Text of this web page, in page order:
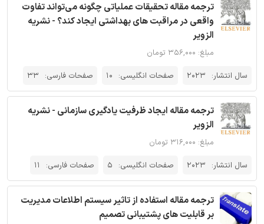
ترجمه مقاله تحقیقات عملیاتی چگونه می‌تواند تفاوت
واقعی در مراقبت های بهداشتی ایجاد کند؟ - نشریه
الزویر
مبلغ: ۳۵۶,۰۰۰ تومان
سال انتشار: 2023 صفحات انگلیسی: 10 صفحات فارسی: 33
ترجمه مقاله ایجاد ظرفیت یادگیری سازمانی - نشریه
الزویر
مبلغ: ۳۱۶,۰۰۰ تومان
سال انتشار: 2023 صفحات انگلیسی: 5 صفحات فارسی: 11
ترجمه مقاله استفاده از تاثیر سیستم اطلاعات مدیریت
بر قابلیت های پشتیبانی تصمیم